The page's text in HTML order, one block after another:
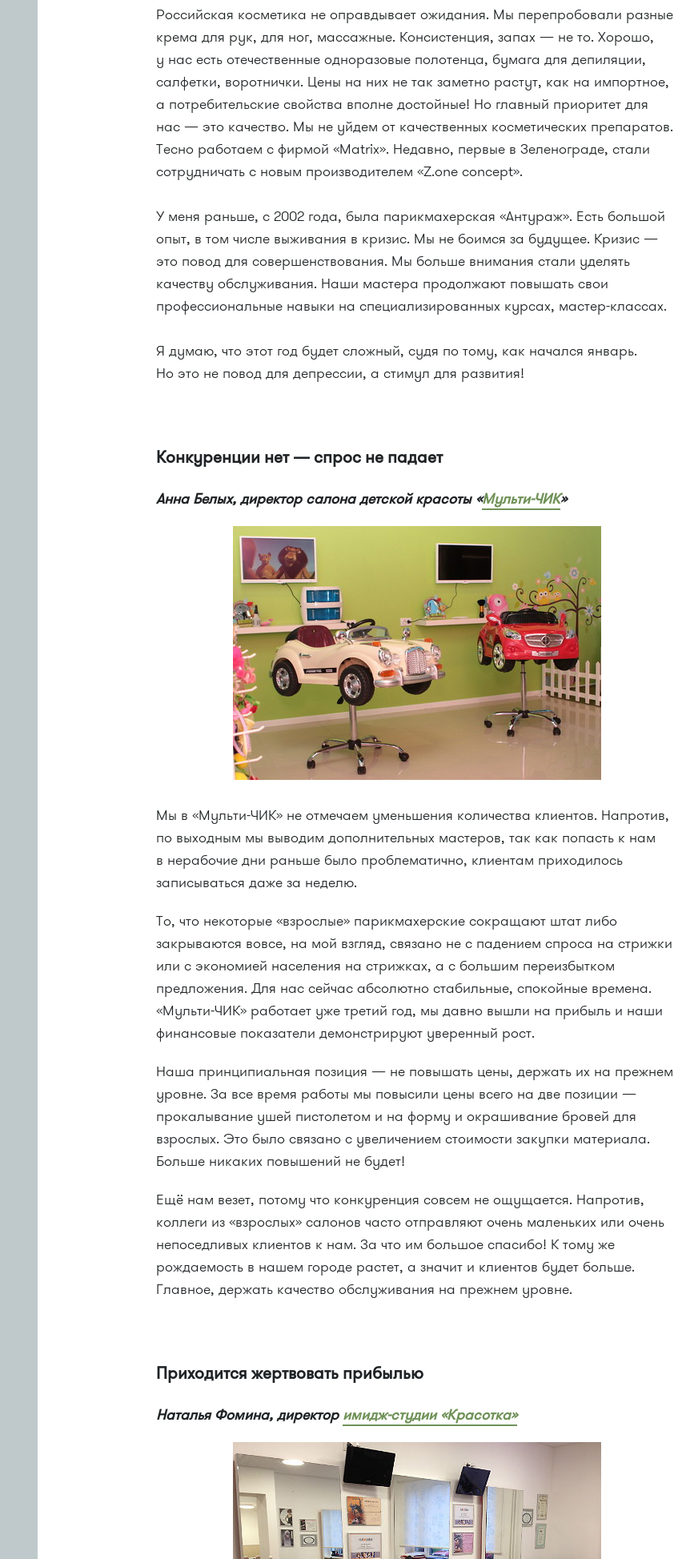
Российская косметика не оправдывает ожидания. Мы перепробовали разные
крема для рук, для ног, массажные. Консистенция, запах — не то. Хорошо,
у нас есть отечественные одноразовые полотенца, бумага для депиляции,
салфетки, воротнички. Цены на них не так заметно растут, как на импортное,
а потребительские свойства вполне достойные! Но главный приоритет для
нас — это качество. Мы не уйдем от качественных косметических препаратов.
Тесно работаем с фирмой «Matrix». Недавно, первые в Зеленограде, стали
сотрудничать с новым производителем «Z.one concept».
У меня раньше, с 2002 года, была парикмахерская «Антураж». Есть большой
опыт, в том числе выживания в кризис. Мы не боимся за будущее. Кризис —
это повод для совершенствования. Мы больше внимания стали уделять
качеству обслуживания. Наши мастера продолжают повышать свои
профессиональные навыки на специализированных курсах, мастер-классах.
Я думаю, что этот год будет сложный, судя по тому, как начался январь.
Но это не повод для депрессии, а стимул для развития!
Конкуренции нет — спрос не падает
Анна Белых, директор салона детской красоты «Мульти-ЧИК»
Мы в «Мульти-ЧИК» не отмечаем уменьшения количества клиентов. Напротив,
по выходным мы выводим дополнительных мастеров, так как попасть к нам
в нерабочие дни раньше было проблематично, клиентам приходилось
записываться даже за неделю.
То, что некоторые «взрослые» парикмахерские сокращают штат либо
закрываются вовсе, на мой взгляд, связано не с падением спроса на стрижки
или с экономией населения на стрижках, а с большим переизбытком
предложения. Для нас сейчас абсолютно стабильные, спокойные времена.
«Мульти-ЧИК» работает уже третий год, мы давно вышли на прибыль и наши
финансовые показатели демонстрируют уверенный рост.
Наша принципиальная позиция — не повышать цены, держать их на прежнем
уровне. За все время работы мы повысили цены всего на две позиции —
прокалывание ушей пистолетом и на форму и окрашивание бровей для
взрослых. Это было связано с увеличением стоимости закупки материала.
Больше никаких повышений не будет!
Ещё нам везет, потому что конкуренция совсем не ощущается. Напротив,
коллеги из «взрослых» салонов часто отправляют очень маленьких или очень
непоседливых клиентов к нам. За что им большое спасибо! К тому же
рождаемость в нашем городе растет, а значит и клиентов будет больше.
Главное, держать качество обслуживания на прежнем уровне.
Приходится жертвовать прибылью
Наталья Фомина, директор имидж-студии «Красотка»